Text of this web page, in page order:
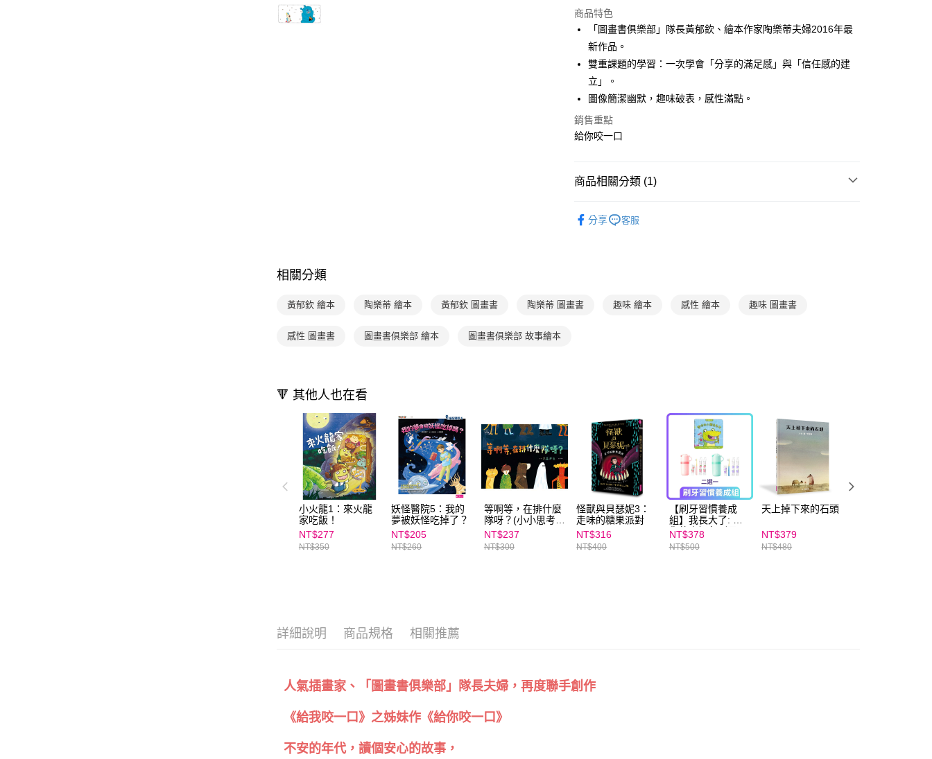
Apple Pay
大哥付你分期
相關說明
【大哥付你分期使用說明】
1.本服務由台灣大哥大提供，台灣大哥大用戶可立即使用無須另外申請。
2.付款方式選擇「大哥付你分期」，訂單成立後會自動跳轉到大哥付的交易
流程，驗證手機門號後，選擇欲分期的期數、繳款截止日，確認付款後即
完成交易。
3.實際核准額度、可分期數及費用金額請依後續交易確認頁面所載為準。
無法說明評估內容。
醒簡訊。
款買賣價金債權讓與本公司後，依約使用本公司帳單繳交帳款。
【關於「AFTEE先享後付」】
AFTEE先享後付是「在收到商品之後才付款」的支付方式。 讓您購物簡單
３．安心：先確認商品／服務後，再付款。
１．於結帳方式選擇「AFTEE先享後付」後，將跳轉至「AFTEE先享後
先享後付繳納相關費用。
２．關於個人資料處理事宜，請瀏覽以下網址：
https://aftee.tw/terms/#terms3
３．未成年的使用者請事先徵得法定代理人或監護人之同意方可使用
「AFTEE先享後付」，若未經同意申辦者引起之損失，本公司不負相關責
任。
４．使用「AFTEE先享後付」時，將依據個別帳號之用戶狀況，依本公司
即時審查核予不同之上限額度；若仍有額度不足之情形，本公司將視審查
結果請求用戶進行身份認證。
５．嚴禁一人註冊多個帳號或使用他人資訊註冊。若發現惡意使用之情
形，恩沛科技股份有限公司將有權停止該用戶之使用額度並採取法律行
動。
ATM付款
運送方式
每筆NT$70，滿NT$499(含以上)免運費
每筆NT$70，滿NT$800(含以上)免運費
商品特色
「圖畫書俱樂部」隊長黃郁欽、繪本作家陶樂蒂夫婦2016年最
新作品。
雙重課題的學習：一次學會「分享的滿足感」與「信任感的建
立」。
圖像簡潔幽默，趣味破表，感性滿點。
銷售重點
給你咬一口
商品相關分類 (1)
分享
客服
相關分類
黃郁欽 繪本 陶樂蒂 繪本 黃郁欽 圖畫書 陶樂蒂 圖畫書 趣味 繪本 感性 繪本 趣味 圖畫書
感性 圖畫書 圖畫書俱樂部 繪本 圖畫書俱樂部 故事繪本
🔻 其他人也在看
小火龍1：來火龍
家吃飯！
NT$277
NT$350
妖怪醫院5：我的
夢被妖怪吃掉了？
NT$205
NT$260
等啊等，在排什麼
隊呀？(小小思考家
1)
NT$237
NT$300
怪獸與貝瑟妮3：
走味的糖果派對
NT$316
NT$400
【刷牙習慣養成
組】我長大了: 帶
你的小鱷魚刷牙+
【oh care歐克威
爾】小豬護齒隨行
NT$378
NT$500
天上掉下來的石頭
NT$379
NT$480
詳細說明 商品規格 相關推薦
人氣插畫家、「圖畫書俱樂部」隊長夫婦，再度聯手創作
《給我咬一口》之姊妹作《給你咬一口》
不安的年代，讀個安心的故事，